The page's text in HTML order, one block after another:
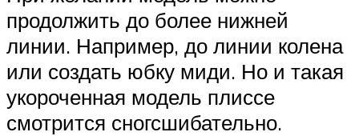
продолжить до более нижней
линии. Например, до линии колена
или создать юбку миди. Но и такая
укороченная модель плиссе
смотрится сногсшибательно.